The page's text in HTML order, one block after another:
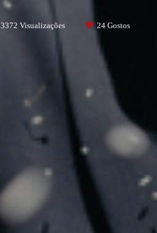
3372 Visualizações 24 Gostos